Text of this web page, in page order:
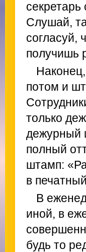
Слушай,
согласуй,
получишь
потом и
только
дежурный
полный
штамп:
в
В
иной, в
будь то